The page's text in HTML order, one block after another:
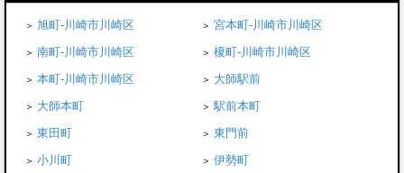
旭町-川崎市川崎区
宮本町-川崎市川崎区
南町-川崎市川崎区
榎町-川崎市川崎区
本町-川崎市川崎区
大師駅前
大師本町
駅前本町
東田町
東門前
小川町
伊勢町